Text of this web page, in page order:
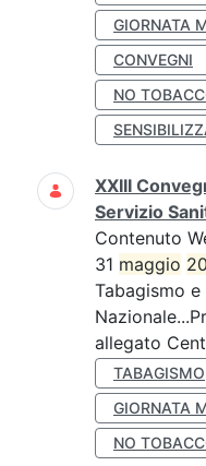
GIORNATA
CONVEGNI
NO
XXIII
Servizio
Contenuto
31 maggio
Tabagismo
allegato
TABAGISMO
GIORNATA
NO